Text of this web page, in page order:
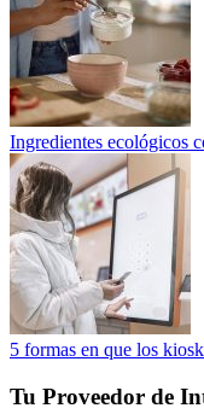
Ingredientes ecológicos
5 formas en que los
Tu Proveedor de